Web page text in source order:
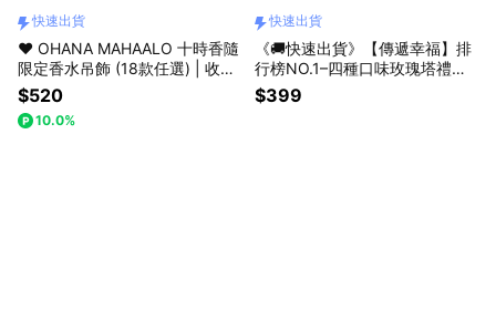
快速出貨
❤️ OHANA MAHAALO 十時香隨
限定香水吊飾 (18款任選) | 收禮
者自選款式 (快速出貨)
$520
10.0%
快速出貨
《🚚快速出貨》【傳遞幸福】排
行榜NO.1–四種口味玫瑰塔禮盒
「杜拜巧克力」「生日禮盒」
「情人節玫瑰塔」「草莓杜拜」
$399